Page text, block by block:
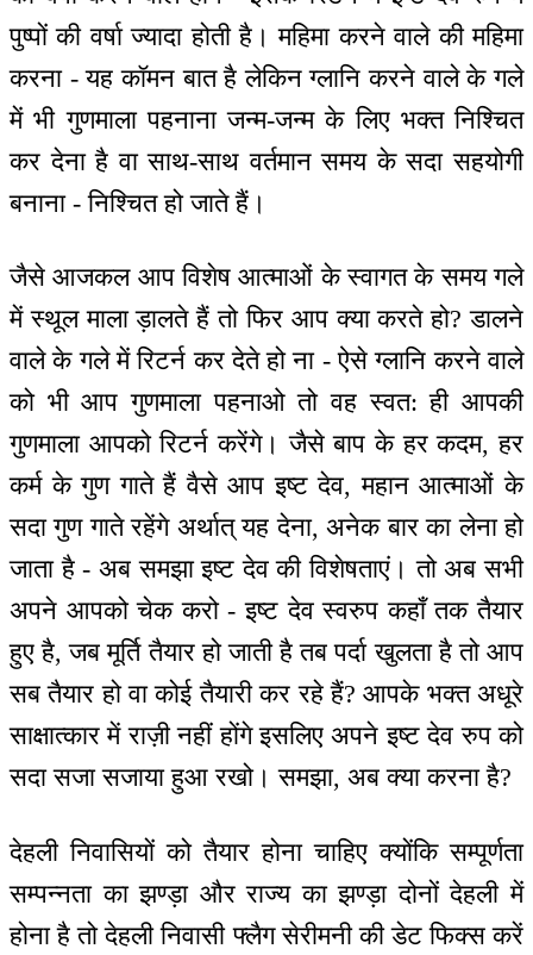
पुष्पों की वर्षा ज्यादा होती है। महिमा करने वाले की महिमा
करना - यह कॉमन बात है लेकिन ग्लानि करने वाले के गले
में भी गुणमाला पहनाना जन्म-जन्म के लिए भक्त निश्चित
कर देना है वा साथ-साथ वर्तमान समय के सदा सहयोगी
बनाना - निश्चित हो जाते हैं।
जैसे आजकल आप विशेष आत्माओं के स्वागत के समय गले
में स्थूल माला ड़ालते हैं तो फिर आप क्या करते हो? डालने
वाले के गले में रिटर्न कर देते हो ना - ऐसे ग्लानि करने वाले
को भी आप गुणमाला पहनाओ तो वह स्वत: ही आपकी
गुणमाला आपको रिटर्न करेंगे। जैसे बाप के हर कदम, हर
कर्म के गुण गाते हैं वैसे आप इष्ट देव, महान आत्माओं के
सदा गुण गाते रहेंगे अर्थात् यह देना, अनेक बार का लेना हो
जाता है - अब समझा इष्ट देव की विशेषताएं। तो अब सभी
अपने आपको चेक करो - इष्ट देव स्वरुप कहाँ तक तैयार
हुए है, जब मूर्ति तैयार हो जाती है तब पर्दा खुलता है तो आप
सब तैयार हो वा कोई तैयारी कर रहे हैं? आपके भक्त अधूरे
साक्षात्कार में राज़ी नहीं होंगे इसलिए अपने इष्ट देव रुप को
सदा सजा सजाया हुआ रखो। समझा, अब क्या करना है?
देहली निवासियों को तैयार होना चाहिए क्योंकि सम्पूर्णता
सम्पन्नता का झण्ड़ा और राज्य का झण्ड़ा दोनों देहली में
होना है तो देहली निवासी फ्लैग सेरीमनी की डेट फिक्स करें